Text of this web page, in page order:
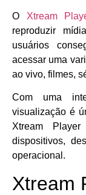
O Xtream
reproduzir
usuários
acessar uma
ao vivo, filmes,
Com uma
visualização é
Xtream
dispositivos,
operacional.
Xtream